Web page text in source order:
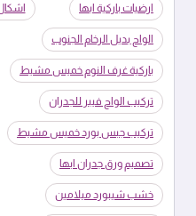
ارضيات باركية ابها
الواح بديل الرخام الجنوب
باركية غرف النوم خميس مشيط
تركيب الواح فيبر للجدران
تركيب جبس بورد خميس مشيط
تصميم ورق جدران ابها
خشب شيبورد ميلامين